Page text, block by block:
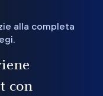
alla completa
con